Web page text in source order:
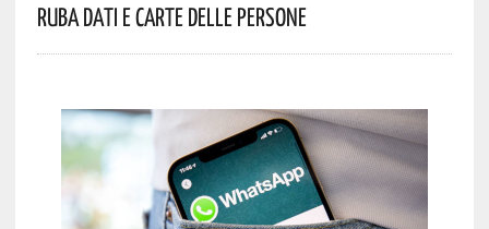
Ruba Dati E Carte Delle Persone